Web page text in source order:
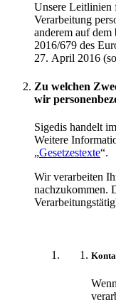
Unsere Leitlinien
Verarbeitung
anderem auf
2016/679 des
27. April 2016
Zu welchen
wir
Sigedis handelt
Weitere
„Gesetzestexte“.
Wir verarbeiten
nachzukommen.